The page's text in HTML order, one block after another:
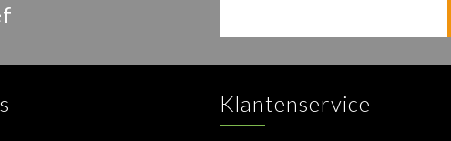
Klantenservice